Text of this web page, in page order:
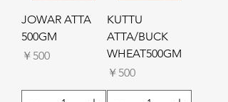
JOWAR ATTA
500GM
価格
￥500
KUTTU
ATTA/BUCK
WHEAT500GM
価格
￥500